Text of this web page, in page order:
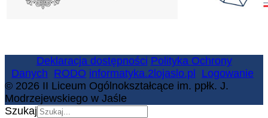
Deklaracja dostępności Polityka Ochrony
Danych RODO informatyka.2lojaslo.pl
Logowanie
© 2026 II Liceum Ogólnokształcące im. ppłk. J.
Modrzejewskiego w Jaśle
Szukaj